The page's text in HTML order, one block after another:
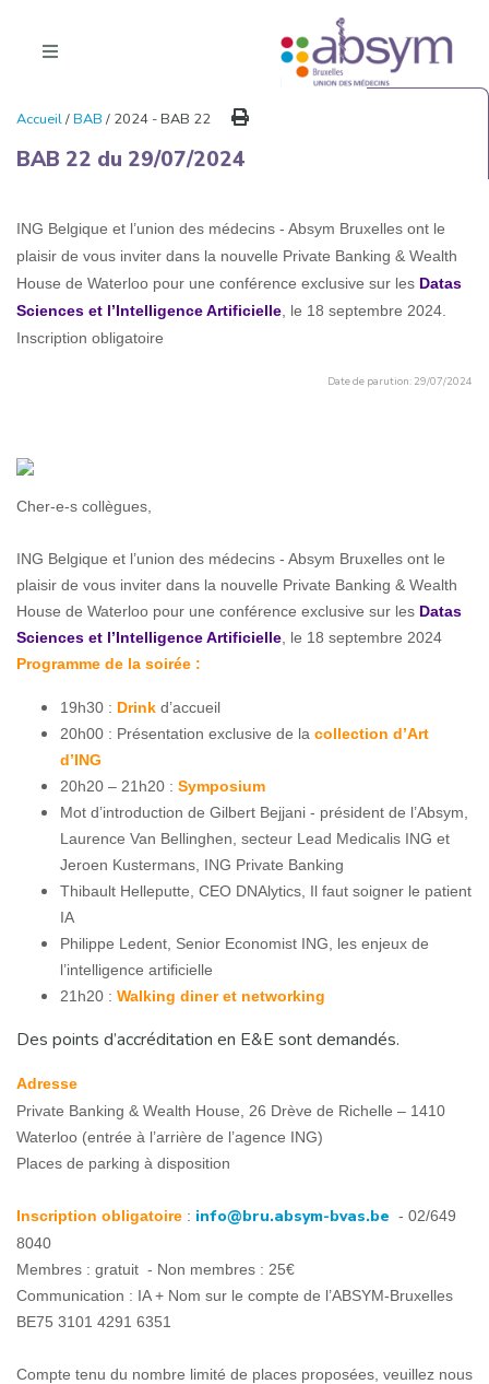
Accueil/BAB / 2024 - BAB 22
BAB 22 du 29/07/2024
ING Belgique et l’union des médecins - Absym Bruxelles ont le
plaisir de vous inviter dans la nouvelle Private Banking & Wealth
House de Waterloo pour une conférence exclusive sur les Datas
Sciences et l’Intelligence Artificielle , le 18 septembre 2024.
Inscription obligatoire
Date de parution: 29/07/2024
Cher-e-s collègues,
ING Belgique et l’union des médecins - Absym Bruxelles ont le
plaisir de vous inviter dans la nouvelle Private Banking & Wealth
House de Waterloo pour une conférence exclusive sur les Datas
Sciences et l’Intelligence Artificielle , le 18 septembre 2024
Programme de la soirée :
19h30 : Drink d’accueil
20h00 : Présentation exclusive de la collection d’Art
d’ING
20h20 – 21h20 : Symposium
Mot d’introduction de Gilbert Bejjani - président de l’Absym,
Laurence Van Bellinghen, secteur Lead Medicalis ING et
Jeroen Kustermans, ING Private Banking
Thibault Helleputte, CEO DNAlytics, Il faut soigner le patient
IA
Philippe Ledent, Senior Economist ING, les enjeux de
l’intelligence artificielle
21h20 : Walking diner et networking
Des points d’accréditation en E&E sont demandés.
Adresse
Private Banking & Wealth House, 26 Drève de Richelle – 1410
Waterloo (entrée à l’arrière de l’agence ING)
Places de parking à disposition
Inscription obligatoire : info@bru.absym-bvas.be - 02/649
8040
Membres : gratuit - Non membres : 25€
Communication : IA + Nom sur le compte de l’ABSYM-Bruxelles
BE75 3101 4291 6351
Compte tenu du nombre limité de places proposées, veuillez nous